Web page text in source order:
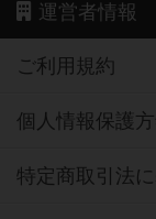
運営者情報
ご利用規約
個人情報保護方
特定商取引法